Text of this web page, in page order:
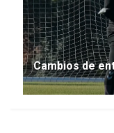
Cambios de